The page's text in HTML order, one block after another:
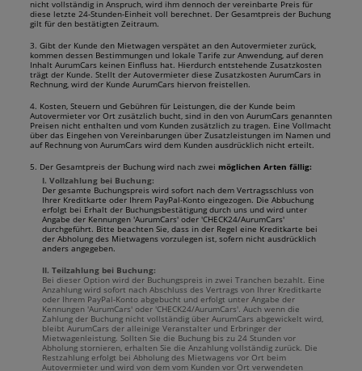
nicht vollständig in Anspruch, wird ihm dennoch der vereinbarte Preis für
diese letzte 24-Stunden-Einheit voll berechnet. Der Gesamtpreis der Buchung
gilt für den bestätigten Zeitraum.
3. Gibt der Kunde den Mietwagen verspätet an den Autovermieter zurück,
kommen dessen Bestimmungen und lokale Tarife zur Anwendung, auf deren
Inhalt AurumCars keinen Einfluss hat. Hierdurch entstehende Zusatzkosten
trägt der Kunde. Stellt der Autovermieter diese Zusatzkosten AurumCars in
Rechnung, wird der Kunde AurumCars hiervon freistellen.
4. Kosten, Steuern und Gebühren für Leistungen, die der Kunde beim
Autovermieter vor Ort zusätzlich bucht, sind in den von AurumCars genannten
Preisen nicht enthalten und vom Kunden zusätzlich zu tragen. Eine Vollmacht
über das Eingehen von Vereinbarungen über Zusatzleistungen im Namen und
auf Rechnung von AurumCars wird dem Kunden ausdrücklich nicht erteilt.
5. Der Gesamtpreis der Buchung wird nach zwei möglichen Arten fällig:
I. Vollzahlung bei Buchung:
Der gesamte Buchungspreis wird sofort nach dem Vertragsschluss von
Ihrer Kreditkarte oder Ihrem PayPal-Konto eingezogen. Die Abbuchung
erfolgt bei Erhalt der Buchungsbestätigung durch uns und wird unter
Angabe der Kennungen 'AurumCars' oder 'CHECK24/AurumCars'
durchgeführt. Bitte beachten Sie, dass in der Regel eine Kreditkarte bei
der Abholung des Mietwagens vorzulegen ist, sofern nicht ausdrücklich
anders angegeben.
II. Teilzahlung bei Buchung:
Bei dieser Option wird der Buchungspreis in zwei Tranchen bezahlt. Eine
Anzahlung wird sofort nach Abschluss des Vertrags von Ihrer Kreditkarte
oder Ihrem PayPal-Konto abgebucht und erfolgt unter Angabe der
Kennungen 'AurumCars' oder 'CHECK24/AurumCars'. Auch wenn die
Zahlung der Buchung nicht vollständig über AurumCars abgewickelt wird,
bleibt AurumCars der alleinige Veranstalter und Erbringer der
Mietwagenleistung. Sollten Sie die Buchung bis zu 24 Stunden vor
Abholung stornieren, erhalten Sie die Anzahlung vollständig zurück. Die
Restzahlung erfolgt bei Abholung des Mietwagens vor Ort beim
Autovermieter und wird von dem vom Kunden vor Ort verwendeten